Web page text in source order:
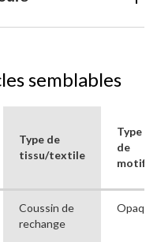
semblables
Type de
tissu/textile
Type
de
motif
Coussin de
rechange
Opaque